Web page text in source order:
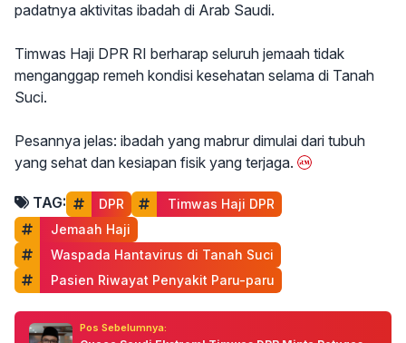
padatnya aktivitas ibadah di Arab Saudi.
Timwas Haji DPR RI berharap seluruh jemaah tidak
menganggap remeh kondisi kesehatan selama di Tanah
Suci.
Pesannya jelas: ibadah yang mabrur dimulai dari tubuh
yang sehat dan kesiapan fisik yang terjaga.
TAG: DPR
Timwas Haji DPR
Jemaah Haji
Waspada Hantavirus di Tanah Suci
Pasien Riwayat Penyakit Paru-paru
Pos Sebelumnya: